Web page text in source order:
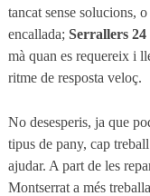
tancat sense solucions,
encallada; Serrallers
mà quan es requereix i
ritme de resposta veloç.
No desesperis, ja que
tipus de pany, cap
ajudar. A part de les
Montserrat a més